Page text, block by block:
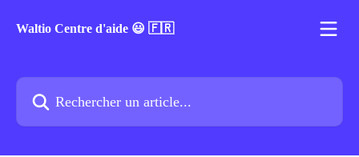
Waltio Centre d'aide 😃 🇫🇷
Rechercher un article...